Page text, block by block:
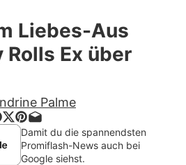
Stars
& Serien
Lifestyle
& Liebe
Exklusiv
Liebes-Aus
Ex über
Palme
Damit du die spannendsten
Promiflash-News auch bei
Google siehst.